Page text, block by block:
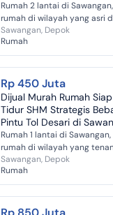
Rumah 2 lantai di Sawangan,
rumah di wilayah yang asri
pemandangan perkotaan.
bergaya scandinavian ini
Sawangan, Depok
Rumah
Rp 450 Juta
Dijual Murah Rumah
Tidur SHM Strategis
Pintu Tol Desari di
Rumah 1 lantai di Sawangan,
rumah di wilayah yang
pemandangan Lokasi
lantai bergaya minimal...
Sawangan, Depok
Rumah